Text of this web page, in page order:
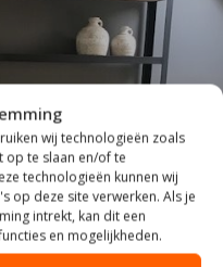
wij technologieën zoals
te slaan en/of te
technologieën kunnen wij
op deze site verwerken. Als je
intrekt, kan dit een
en mogelijkheden.